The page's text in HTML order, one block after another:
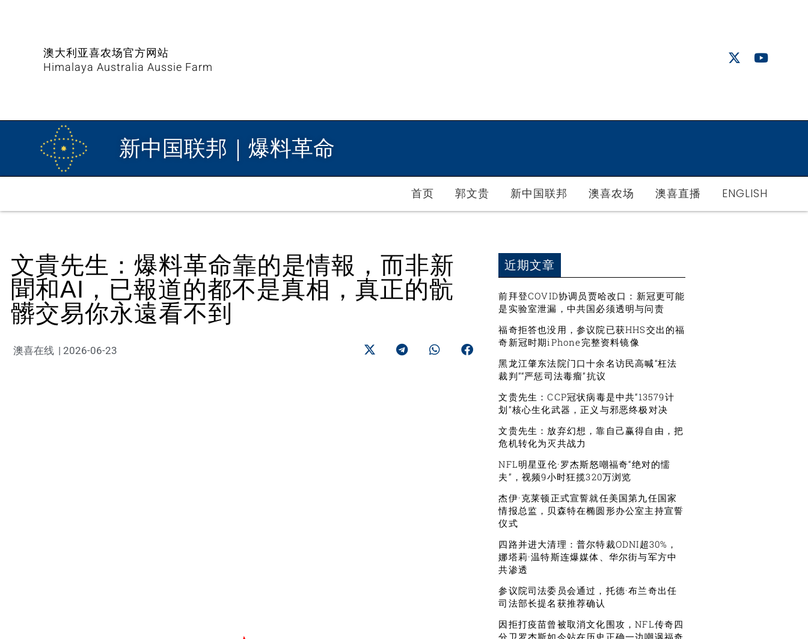
澳大利亚喜农场官方网站
Himalaya Australia Aussie Farm
新中国联邦｜爆料革命
首页 郭文贵 新中国联邦 澳喜农场 澳喜直播 ENGLISH
文貴先生：爆料革命靠的是情報，而非新
聞和AI，已報道的都不是真相，真正的骯
髒交易你永遠看不到
澳喜在线 | 2026-06-23
近期文章
前拜登COVID协调员贾哈改口：新冠更可能
是实验室泄漏，中共国必须透明与问责
福奇拒答也没用，参议院已获HHS交出的福
奇新冠时期iPhone完整资料镜像
黑龙江肇东法院门口十余名访民高喊“枉法
裁判”“严惩司法毒瘤”抗议
文贵先生：CCP冠状病毒是中共“13579计
划”核心生化武器，正义与邪恶终极对决
文贵先生：放弃幻想，靠自己赢得自由，把
危机转化为灭共战力
NFL明星亚伦·罗杰斯怒嘲福奇“绝对的懦
夫”，视频9小时狂揽320万浏览
杰伊·克莱顿正式宣誓就任美国第九任国家
情报总监，贝森特在椭圆形办公室主持宣誓
仪式
四路并进大清理：普尔特裁ODNI超30%，
娜塔莉·温特斯连爆媒体、华尔街与军方中
共渗透
参议院司法委员会通过，托德·布兰奇出任
司法部长提名获推荐确认
因拒打疫苗曾被取消文化围攻，NFL传奇四
分卫罗杰斯如今站在历史正确一边嘲讽福奇